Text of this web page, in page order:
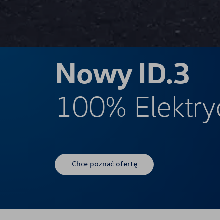
Nowy ID.3
100%
Chce poznać ofertę